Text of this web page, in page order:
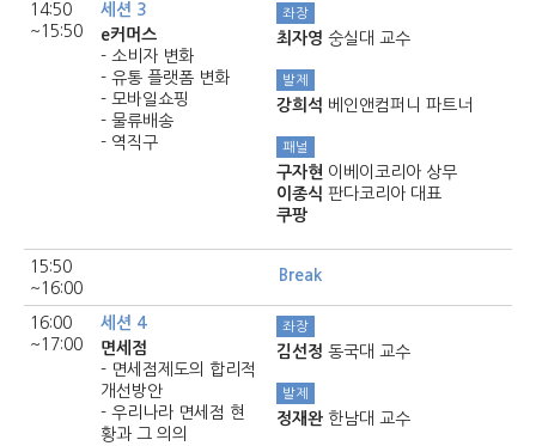
14:50
~15:50
세션 3
e커머스
- 소비자 변화
- 유통 플랫폼 변화
- 모바일쇼핑
- 물류배송
- 역직구
좌장
최자영 숭실대 교수
발제
강희석 베인앤컴퍼니 파트너
패널
구자현 이베이코리아 상무
이종식 판다코리아 대표
쿠팡
15:50
~16:00
Break
16:00
~17:00
세션 4
면세점
- 면세점제도의 합리적
개선방안
- 우리나라 면세점 현
황과 그 의의
좌장
김선정 동국대 교수
발제
정재완 한남대 교수